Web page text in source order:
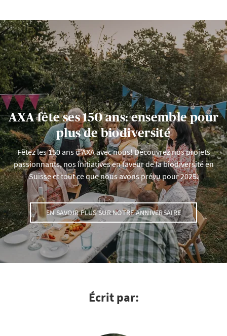
AXA fête ses 150 ans: ensemble pour
plus de biodiversité
Fêtez les 150 ans d’AXA avec nous! Découvrez nos projets
passionnants, nos initiatives en faveur de la biodiversité en
Suisse et tout ce que nous avons prévu pour 2025.
EN SAVOIR PLUS SUR NOTRE ANNIVERSAIRE
Écrit par: